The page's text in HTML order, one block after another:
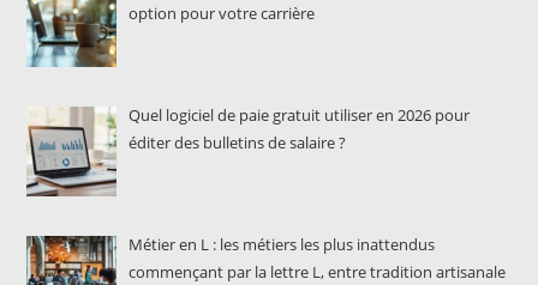
option pour votre carrière
Quel logiciel de paie gratuit utiliser en 2026 pour
éditer des bulletins de salaire ?
Métier en L : les métiers les plus inattendus
commençant par la lettre L, entre tradition artisanale